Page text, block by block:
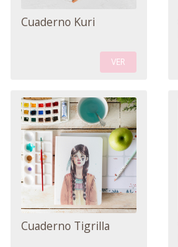
Cuaderno Kuri
VER
Cuaderno Tigrilla